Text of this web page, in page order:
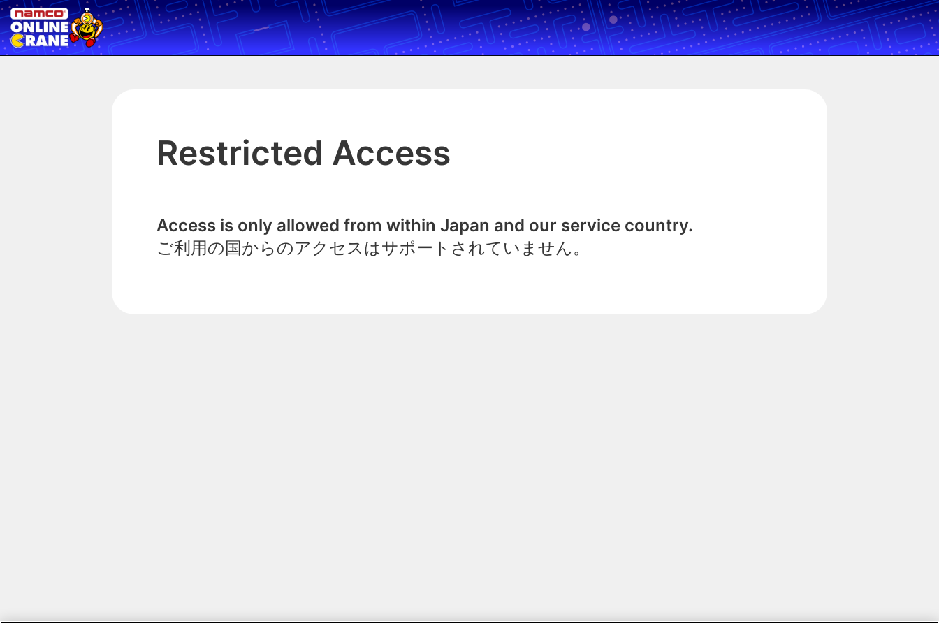
Restricted Access
Access is only allowed from within Japan and our service country.
ご利用の国からのアクセスはサポートされていません。